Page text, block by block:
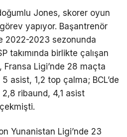
Jones, skorer oyun
yapıyor. Başantrenör
2022-2023 sezonunda
takımında birlikte çalışan
Fransa Ligi’nde 28 maçta
asist, 1,2 top çalma; BCL’de
2,8 ribaund, 4,1 asist
Yunanistan Ligi’nde 23